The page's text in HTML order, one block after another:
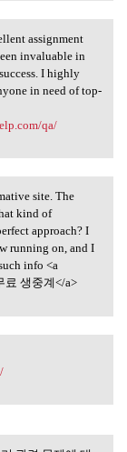
assignment
invaluable in
I highly
in need of top-
qa/
site. The
kind of
approach? I
running on, and I
info <a
료 생중계</a>